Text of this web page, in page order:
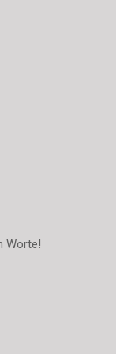
Worte!